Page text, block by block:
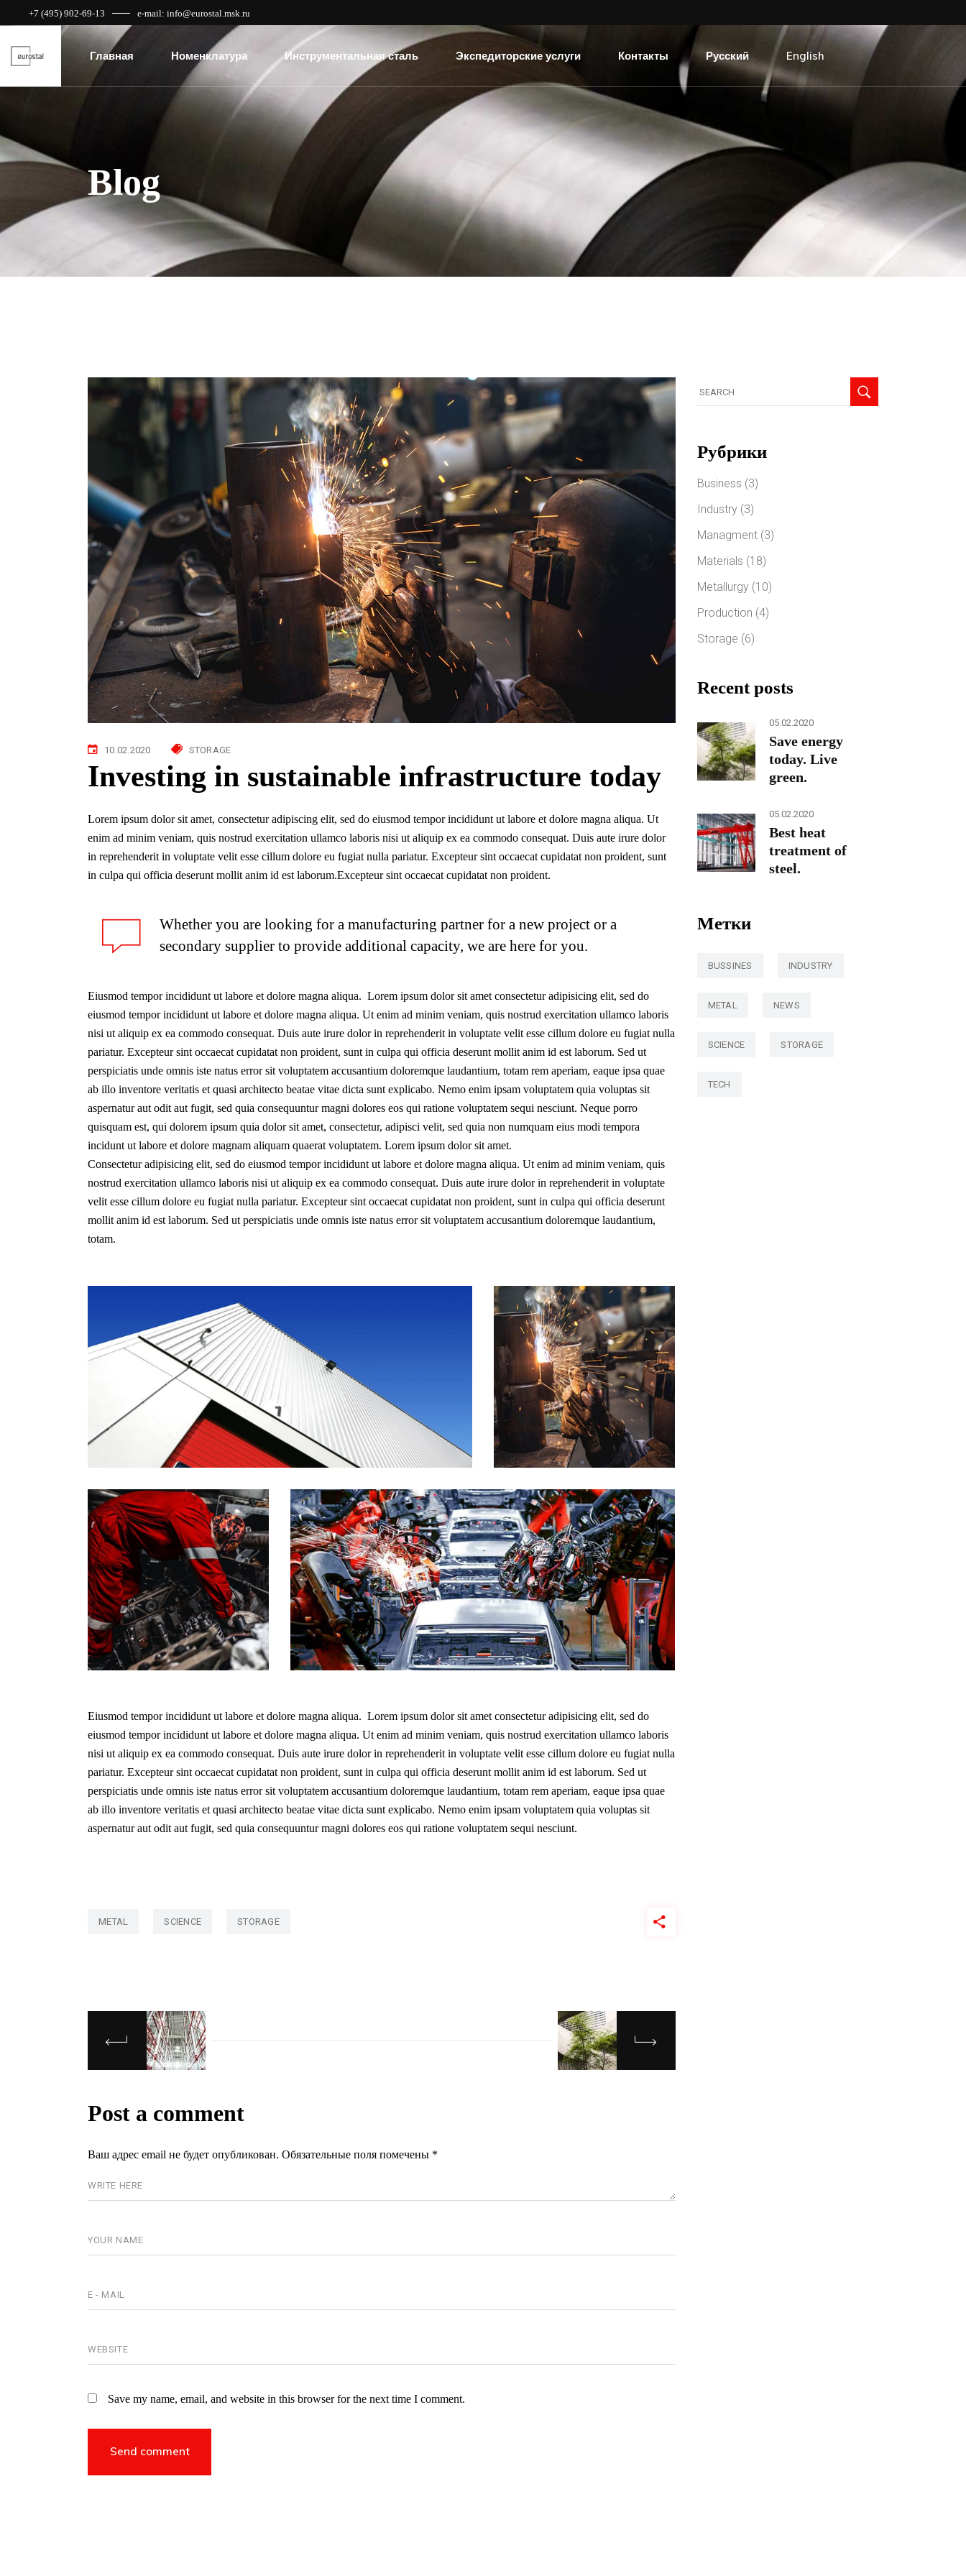
+7 (495) 902-69-13 e-mail: info@eurostal.msk.ru
Главная Номенклатура Инструментальная сталь Экспедиторские услуги Контакты Русский English
Blog
10.02.2020 STORAGE
Investing in sustainable infrastructure today
Lorem ipsum dolor sit amet, consectetur adipiscing elit, sed do eiusmod tempor incididunt ut labore et dolore magna aliqua. Ut
enim ad minim veniam, quis nostrud exercitation ullamco laboris nisi ut aliquip ex ea commodo consequat. Duis aute irure dolor
in reprehenderit in voluptate velit esse cillum dolore eu fugiat nulla pariatur. Excepteur sint occaecat cupidatat non proident, sunt
in culpa qui officia deserunt mollit anim id est laborum.Excepteur sint occaecat cupidatat non proident.
Whether you are looking for a manufacturing partner for a new project or a
secondary supplier to provide additional capacity, we are here for you.
Eiusmod tempor incididunt ut labore et dolore magna aliqua. Lorem ipsum dolor sit amet consectetur adipisicing elit, sed do
eiusmod tempor incididunt ut labore et dolore magna aliqua. Ut enim ad minim veniam, quis nostrud exercitation ullamco laboris
nisi ut aliquip ex ea commodo consequat. Duis aute irure dolor in reprehenderit in voluptate velit esse cillum dolore eu fugiat nulla
pariatur. Excepteur sint occaecat cupidatat non proident, sunt in culpa qui officia deserunt mollit anim id est laborum. Sed ut
perspiciatis unde omnis iste natus error sit voluptatem accusantium doloremque laudantium, totam rem aperiam, eaque ipsa quae
ab illo inventore veritatis et quasi architecto beatae vitae dicta sunt explicabo. Nemo enim ipsam voluptatem quia voluptas sit
aspernatur aut odit aut fugit, sed quia consequuntur magni dolores eos qui ratione voluptatem sequi nesciunt. Neque porro
quisquam est, qui dolorem ipsum quia dolor sit amet, consectetur, adipisci velit, sed quia non numquam eius modi tempora
incidunt ut labore et dolore magnam aliquam quaerat voluptatem. Lorem ipsum dolor sit amet.
Consectetur adipisicing elit, sed do eiusmod tempor incididunt ut labore et dolore magna aliqua. Ut enim ad minim veniam, quis
nostrud exercitation ullamco laboris nisi ut aliquip ex ea commodo consequat. Duis aute irure dolor in reprehenderit in voluptate
velit esse cillum dolore eu fugiat nulla pariatur. Excepteur sint occaecat cupidatat non proident, sunt in culpa qui officia deserunt
mollit anim id est laborum. Sed ut perspiciatis unde omnis iste natus error sit voluptatem accusantium doloremque laudantium,
totam.
Eiusmod tempor incididunt ut labore et dolore magna aliqua. Lorem ipsum dolor sit amet consectetur adipisicing elit, sed do
eiusmod tempor incididunt ut labore et dolore magna aliqua. Ut enim ad minim veniam, quis nostrud exercitation ullamco laboris
nisi ut aliquip ex ea commodo consequat. Duis aute irure dolor in reprehenderit in voluptate velit esse cillum dolore eu fugiat nulla
pariatur. Excepteur sint occaecat cupidatat non proident, sunt in culpa qui officia deserunt mollit anim id est laborum. Sed ut
perspiciatis unde omnis iste natus error sit voluptatem accusantium doloremque laudantium, totam rem aperiam, eaque ipsa quae
ab illo inventore veritatis et quasi architecto beatae vitae dicta sunt explicabo. Nemo enim ipsam voluptatem quia voluptas sit
aspernatur aut odit aut fugit, sed quia consequuntur magni dolores eos qui ratione voluptatem sequi nesciunt.
METAL SCIENCE STORAGE
Post a comment
Ваш адрес email не будет опубликован. Обязательные поля помечены *
Save my name, email, and website in this browser for the next time I comment.
Рубрики
Business (3)
Industry(3)
Managment(3)
Materials (18)
Metallurgy(10)
Production (4)
Storage (6)
Recent posts
05.02.2020
Save energy
today. Live
green.
05.02.2020
Best heat
treatment of
steel.
Метки
BUSSINES INDUSTRY
METAL NEWS
SCIENCE STORAGE
TECH